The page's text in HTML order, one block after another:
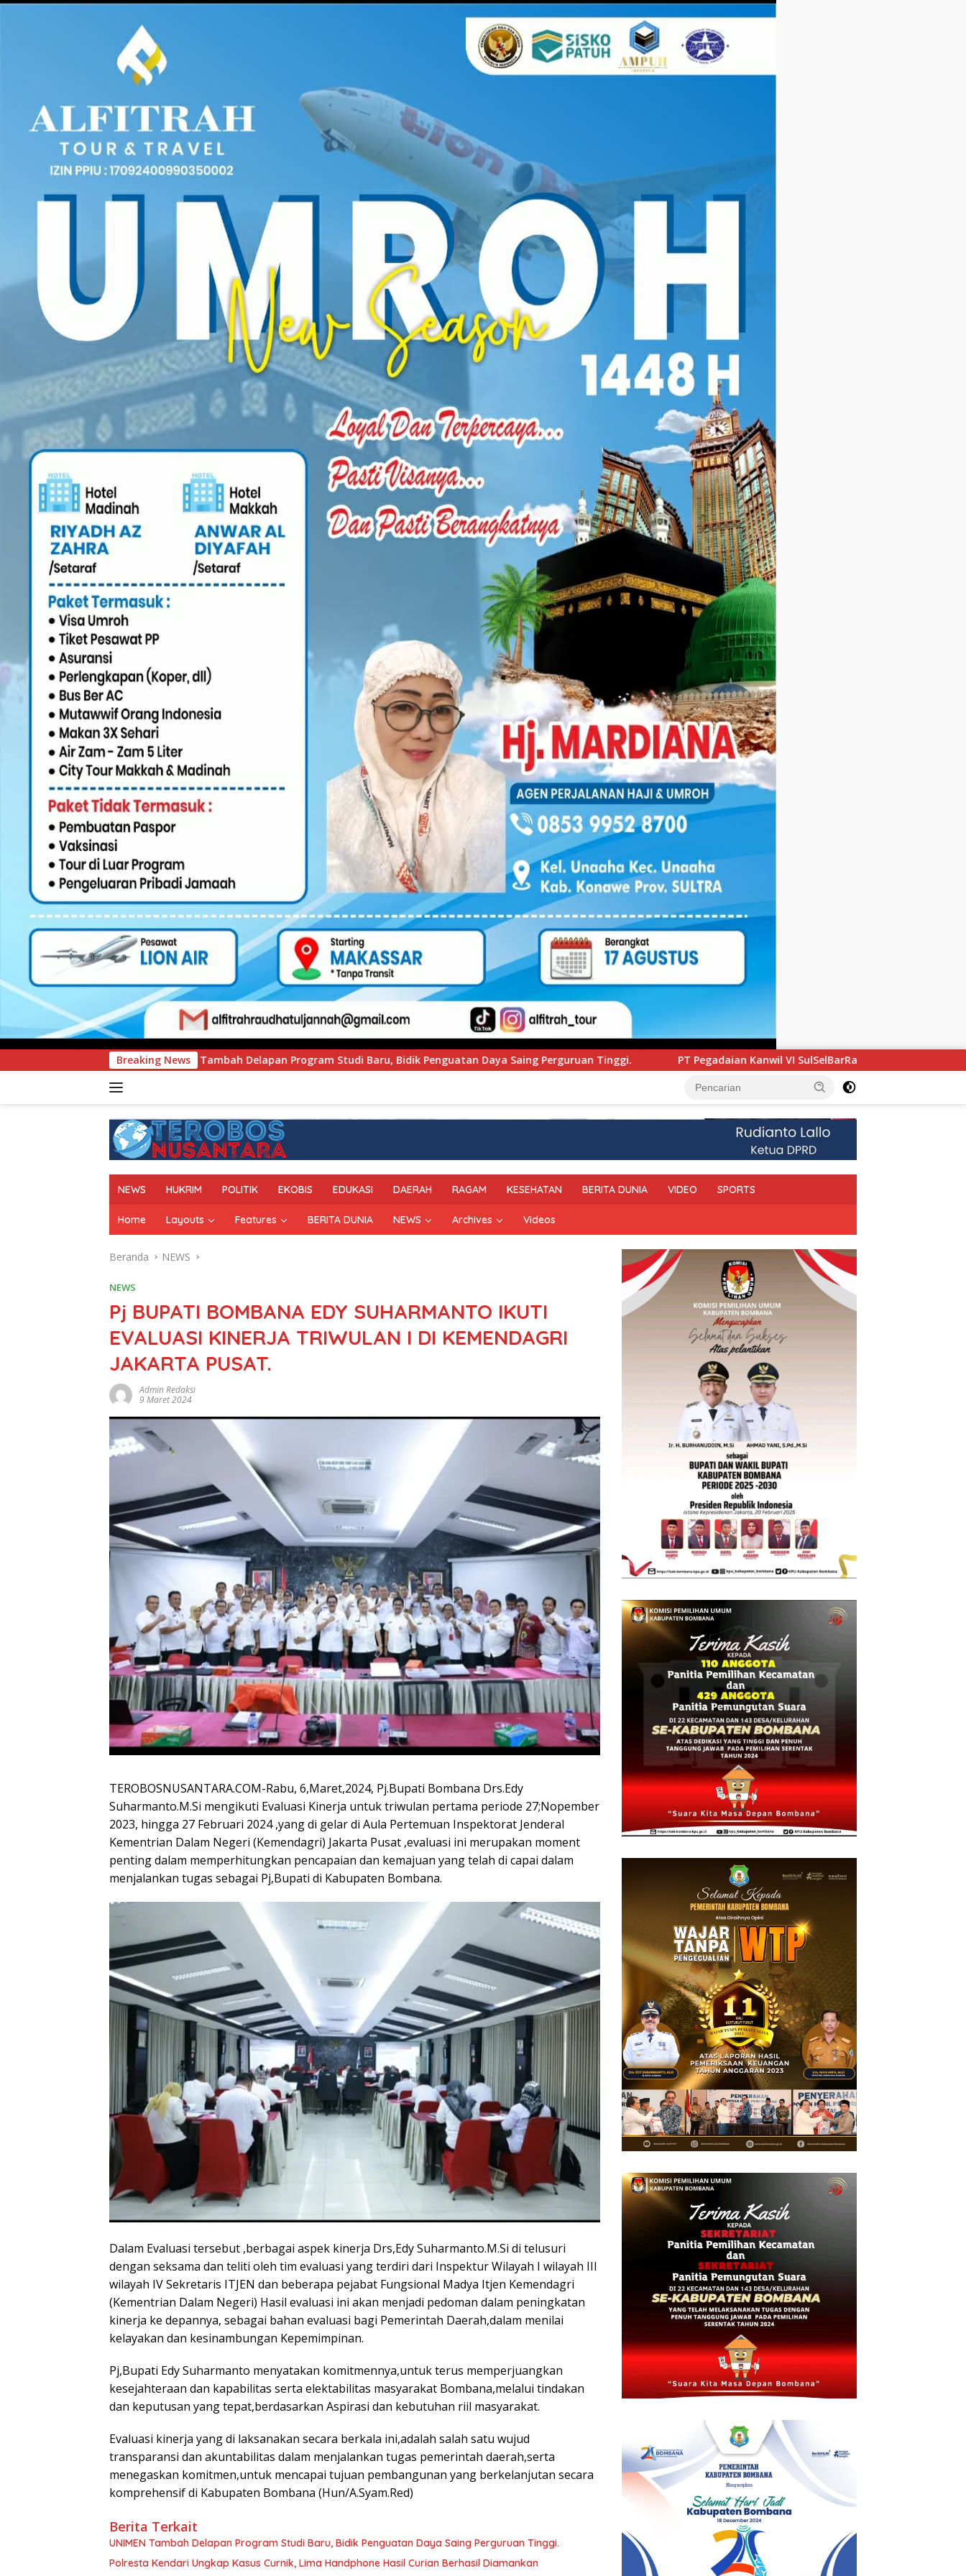
Langsung
ke
Breaking News
Tambah Delapan Program Studi Baru, Bidik Penguatan Daya Saing Perguruan Tinggi. PT Pegadaian Kanwil VI SulSelBarRa Maluku Luncurkan Program PANDE EMAS untuk Perkuat
NEWS HUKRIM POLITIK EKOBIS EDUKASI DAERAH RAGAM KESEHATAN BERITA DUNIA VIDEO SPORTS
Home Layouts Features BERITA DUNIA NEWS Archives Videos
Beranda NEWS
NEWS
Pj BUPATI BOMBANA EDY SUHARMANTO IKUTI
EVALUASI KINERJA TRIWULAN I DI KEMENDAGRI
JAKARTA PUSAT.
Admin Redaksi
9 Maret 2024
TEROBOSNUSANTARA.COM-Rabu, 6,Maret,2024, Pj.Bupati Bombana Drs.Edy
Suharmanto.M.Si mengikuti Evaluasi Kinerja untuk triwulan pertama periode 27;Nopember
2023, hingga 27 Februari 2024 ,yang di gelar di Aula Pertemuan Inspektorat Jenderal
Kementrian Dalam Negeri (Kemendagri) Jakarta Pusat ,evaluasi ini merupakan moment
penting dalam memperhitungkan pencapaian dan kemajuan yang telah di capai dalam
menjalankan tugas sebagai Pj,Bupati di Kabupaten Bombana.
Dalam Evaluasi tersebut ,berbagai aspek kinerja Drs,Edy Suharmanto.M.Si di telusuri
dengan seksama dan teliti oleh tim evaluasi yang terdiri dari Inspektur Wilayah I wilayah III
wilayah IV Sekretaris ITJEN dan beberapa pejabat Fungsional Madya Itjen Kemendagri
(Kementrian Dalam Negeri) Hasil evaluasi ini akan menjadi pedoman dalam peningkatan
kinerja ke depannya, sebagai bahan evaluasi bagi Pemerintah Daerah,dalam menilai
kelayakan dan kesinambungan Kepemimpinan.
Pj,Bupati Edy Suharmanto menyatakan komitmennya,untuk terus memperjuangkan
kesejahteraan dan kapabilitas serta elektabilitas masyarakat Bombana,melalui tindakan
dan keputusan yang tepat,berdasarkan Aspirasi dan kebutuhan riil masyarakat.
Evaluasi kinerja yang di laksanakan secara berkala ini,adalah salah satu wujud
transparansi dan akuntabilitas dalam menjalankan tugas pemerintah daerah,serta
menegaskan komitmen,untuk mencapai tujuan pembangunan yang berkelanjutan secara
komprehensif di Kabupaten Bombana (Hun/A.Syam.Red)
Berita Terkait
UNIMEN Tambah Delapan Program Studi Baru, Bidik Penguatan Daya Saing Perguruan Tinggi.
Polresta Kendari Ungkap Kasus Curnik, Lima Handphone Hasil Curian Berhasil Diamankan